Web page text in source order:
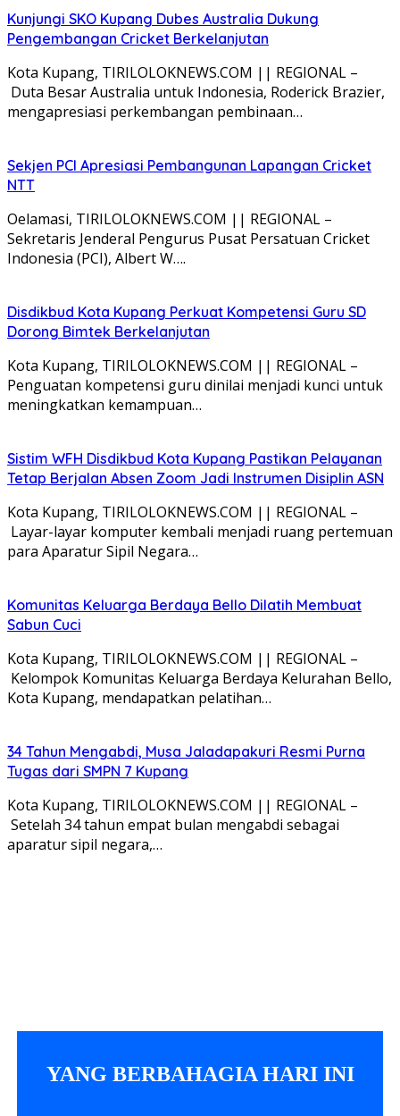
Kunjungi SKO Kupang Dubes Australia Dukung
Pengembangan Cricket Berkelanjutan
Kota Kupang, TIRILOLOKNEWS.COM || REGIONAL –
Duta Besar Australia untuk Indonesia, Roderick Brazier,
mengapresiasi perkembangan pembinaan…
Sekjen PCI Apresiasi Pembangunan Lapangan Cricket
NTT
Oelamasi, TIRILOLOKNEWS.COM || REGIONAL –
Sekretaris Jenderal Pengurus Pusat Persatuan Cricket
Indonesia (PCI), Albert W….
Disdikbud Kota Kupang Perkuat Kompetensi Guru SD
Dorong Bimtek Berkelanjutan
Kota Kupang, TIRILOLOKNEWS.COM || REGIONAL –
Penguatan kompetensi guru dinilai menjadi kunci untuk
meningkatkan kemampuan…
Sistim WFH Disdikbud Kota Kupang Pastikan Pelayanan
Tetap Berjalan Absen Zoom Jadi Instrumen Disiplin ASN
Kota Kupang, TIRILOLOKNEWS.COM || REGIONAL –
Layar-layar komputer kembali menjadi ruang pertemuan
para Aparatur Sipil Negara…
Komunitas Keluarga Berdaya Bello Dilatih Membuat
Sabun Cuci
Kota Kupang, TIRILOLOKNEWS.COM || REGIONAL –
Kelompok Komunitas Keluarga Berdaya Kelurahan Bello,
Kota Kupang, mendapatkan pelatihan…
34 Tahun Mengabdi, Musa Jaladapakuri Resmi Purna
Tugas dari SMPN 7 Kupang
Kota Kupang, TIRILOLOKNEWS.COM || REGIONAL –
Setelah 34 tahun empat bulan mengabdi sebagai
aparatur sipil negara,…